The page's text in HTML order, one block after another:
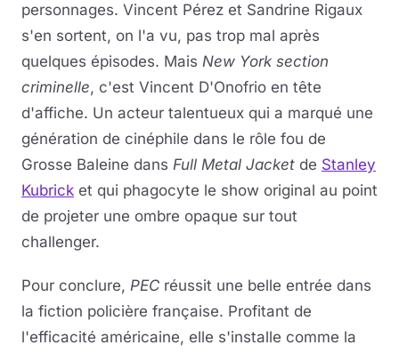
personnages. Vincent Pérez et Sandrine Rigaux
s'en sortent, on l'a vu, pas trop mal après
quelques épisodes. Mais New York section
criminelle, c'est Vincent D'Onofrio en tête
d'affiche. Un acteur talentueux qui a marqué une
génération de cinéphile dans le rôle fou de
Grosse Baleine dans Full Metal Jacket de Stanley
Kubrick et qui phagocyte le show original au point
de projeter une ombre opaque sur tout
challenger.
Pour conclure, PEC réussit une belle entrée dans
la fiction policière française. Profitant de
l'efficacité américaine, elle s'installe comme la